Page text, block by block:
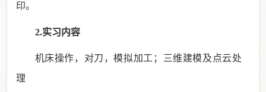
印。
2.实习内容
机床操作，对刀，模拟加工；三维建模及点云处
理